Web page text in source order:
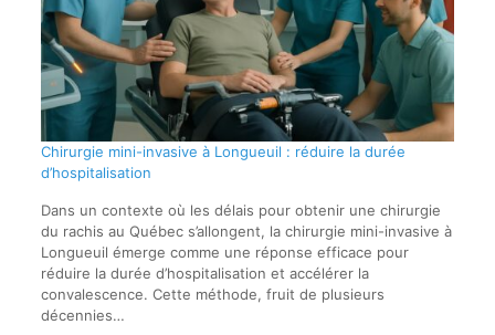
Chirurgie mini-invasive à Longueuil : réduire la durée
d’hospitalisation
Dans un contexte où les délais pour obtenir une chirurgie
du rachis au Québec s’allongent, la chirurgie mini-invasive à
Longueuil émerge comme une réponse efficace pour
réduire la durée d’hospitalisation et accélérer la
convalescence. Cette méthode, fruit de plusieurs
décennies…